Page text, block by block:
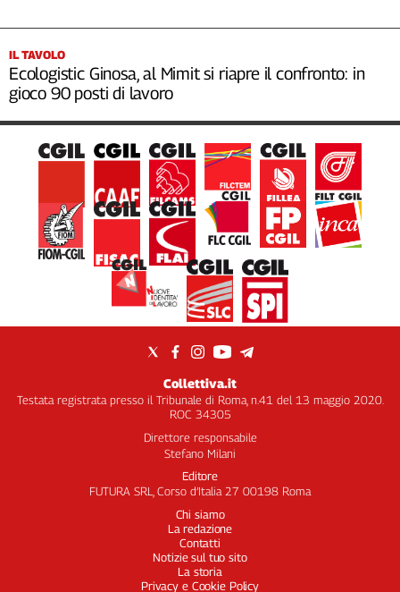
IL TAVOLO
Ecologistic Ginosa, al Mimit si riapre il confronto: in
gioco 90 posti di lavoro
Collettiva.it
Testata registrata presso il Tribunale di Roma, n.41 del 13 maggio 2020.
ROC 34305
Direttore responsabile
Stefano Milani
Editore
FUTURA SRL, Corso d’Italia 27 00198 Roma
Chi siamo
La redazione
Contatti
Notizie sul tuo sito
La storia
Privacy e Cookie Policy